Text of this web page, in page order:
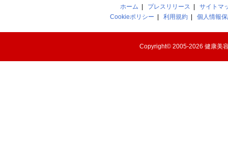
ホーム プレスリリース |サイトマ
Cookieポリシー
|利用規約 |個人情報
Copyright© 2005-2026健康美